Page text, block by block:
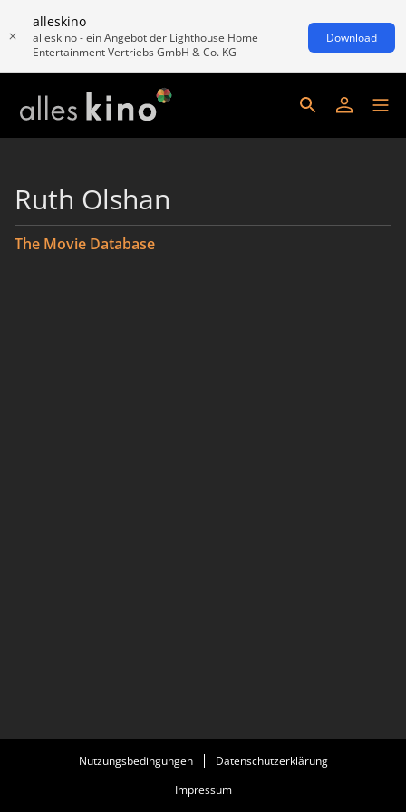
alleskino
alleskino - ein Angebot der Lighthouse Home
Entertainment Vertriebs GmbH & Co. KG
Download
Ruth Olshan
The Movie Database
Nutzungsbedingungen
Datenschutzerklärung
Impressum